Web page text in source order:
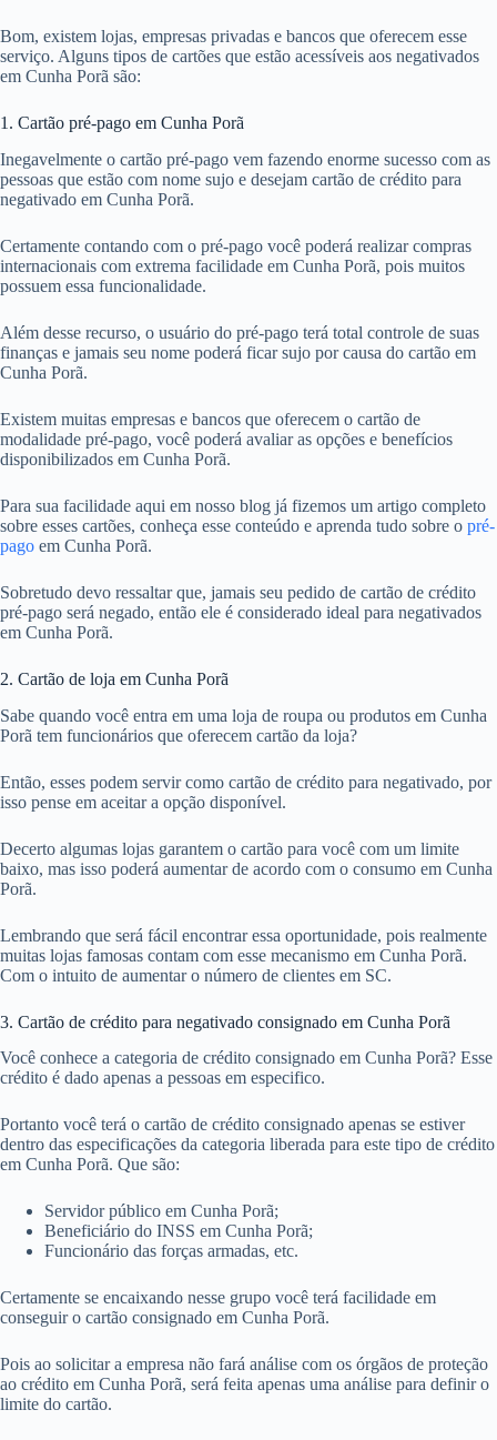
Bom, existem lojas, empresas privadas e bancos que oferecem esse
serviço. Alguns tipos de cartões que estão acessíveis aos negativados
em Cunha Porã são:
1. Cartão pré-pago em Cunha Porã
Inegavelmente o cartão pré-pago vem fazendo enorme sucesso com as
pessoas que estão com nome sujo e desejam cartão de crédito para
negativado em Cunha Porã.
Certamente contando com o pré-pago você poderá realizar compras
internacionais com extrema facilidade em Cunha Porã, pois muitos
possuem essa funcionalidade.
Além desse recurso, o usuário do pré-pago terá total controle de suas
finanças e jamais seu nome poderá ficar sujo por causa do cartão em
Cunha Porã.
Existem muitas empresas e bancos que oferecem o cartão de
modalidade pré-pago, você poderá avaliar as opções e benefícios
disponibilizados em Cunha Porã.
Para sua facilidade aqui em nosso blog já fizemos um artigo completo
sobre esses cartões, conheça esse conteúdo e aprenda tudo sobre o pré-
pago em Cunha Porã.
Sobretudo devo ressaltar que, jamais seu pedido de cartão de crédito
pré-pago será negado, então ele é considerado ideal para negativados
em Cunha Porã.
2. Cartão de loja em Cunha Porã
Sabe quando você entra em uma loja de roupa ou produtos em Cunha
Porã tem funcionários que oferecem cartão da loja?
Então, esses podem servir como cartão de crédito para negativado, por
isso pense em aceitar a opção disponível.
Decerto algumas lojas garantem o cartão para você com um limite
baixo, mas isso poderá aumentar de acordo com o consumo em Cunha
Porã.
Lembrando que será fácil encontrar essa oportunidade, pois realmente
muitas lojas famosas contam com esse mecanismo em Cunha Porã.
Com o intuito de aumentar o número de clientes em SC.
3. Cartão de crédito para negativado consignado em Cunha Porã
Você conhece a categoria de crédito consignado em Cunha Porã? Esse
crédito é dado apenas a pessoas em especifico.
Portanto você terá o cartão de crédito consignado apenas se estiver
dentro das especificações da categoria liberada para este tipo de crédito
em Cunha Porã. Que são:
Servidor público em Cunha Porã;
Beneficiário do INSS em Cunha Porã;
Funcionário das forças armadas, etc.
Certamente se encaixando nesse grupo você terá facilidade em
conseguir o cartão consignado em Cunha Porã.
Pois ao solicitar a empresa não fará análise com os órgãos de proteção
ao crédito em Cunha Porã, será feita apenas uma análise para definir o
limite do cartão.